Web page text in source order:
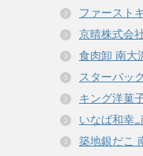
ファースト
京晴株式会
食肉卸 南大
スターバッ
キング洋菓
いなば和幸
築地銀だこ